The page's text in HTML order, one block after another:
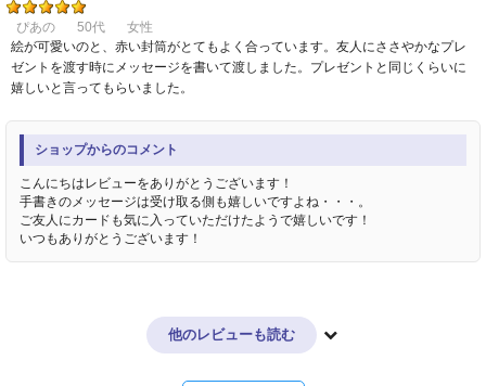
ぴあの 50代
女性
絵が可愛いのと、赤い封筒がとてもよく合っています。友人にささやかなプレ
ゼントを渡す時にメッセージを書いて渡しました。プレゼントと同じくらいに
嬉しいと言ってもらいました。
ショップからのコメント
こんにちはレビューをありがとうございます！
手書きのメッセージは受け取る側も嬉しいですよね・・・。
ご友人にカードも気に入っていただけたようで嬉しいです！
いつもありがとうございます！
他のレビューも読む